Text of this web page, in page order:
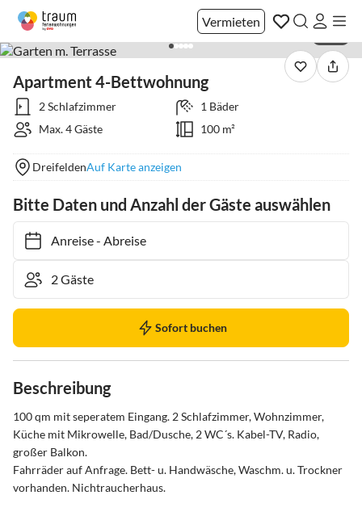
Vermieten
Apartment 4-Bettwohnung
2 Schlafzimmer
1 Bäder
Max. 4 Gäste
100 m²
DreifeldenAuf Karte anzeigen
Bitte Daten und Anzahl der Gäste auswählen
Anreise- Abreise
Sofort buchen
Beschreibung
100 qm mit seperatem Eingang. 2 Schlafzimmer, Wohnzimmer,
Küche mit Mikrowelle, Bad/Dusche, 2 WC´s. Kabel-TV, Radio,
großer Balkon.
Fahrräder auf Anfrage. Bett- u. Handwäsche, Waschm. u. Trockner
vorhanden. Nichtraucherhaus.